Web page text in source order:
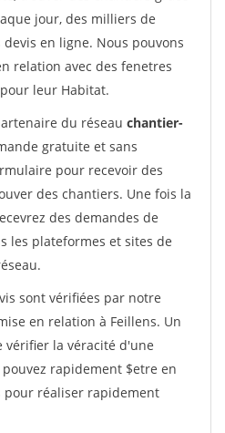
jour, des milliers de
en ligne. Nous pouvons
relation avec des fenetres
leur Habitat.
du réseau chantier-
gratuite et sans
pour recevoir des
des chantiers. Une fois la
des demandes de
les plateformes et sites de
sont vérifiées par notre
en relation à Feillens. Un
vérifier la véracité d'une
rapidement $etre en
pour réaliser rapidement